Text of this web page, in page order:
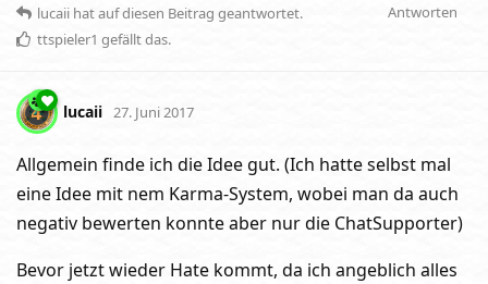
Antworten
lucaii hatauf diesen Beitrag geantwortet.
ttspieler1 gefällt das.
lucaii 27. Juni 2017
Allgemein finde ich die Idee gut. (Ich hatte selbst mal
eine Idee mit nem Karma-System, wobei man da auch
negativ bewerten konnte aber nur die ChatSupporter)
Bevor jetzt wieder Hate kommt, da ich angeblich alles